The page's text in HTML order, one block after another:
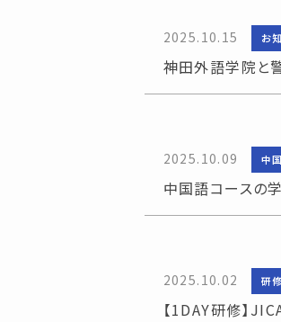
2025.10.15 お
神田外語学院と
2025.10.09 中
中国語コースの
2025.10.02 研
【1DAY研修】